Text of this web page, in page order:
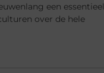
een essentieel
over de hele